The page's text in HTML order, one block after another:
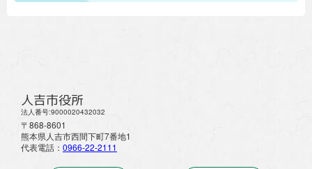
人吉市役所
法人番号:9000020432032
〒868-8601
熊本県人吉市西間下町7番地1
代表電話： 0966-22-2111